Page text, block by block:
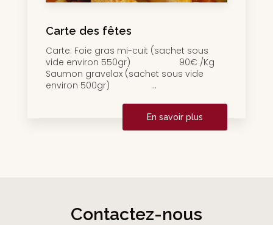
Carte des fêtes
Carte: Foie gras mi-cuit (sachet sous
vide environ 550gr) 90€ /Kg
Saumon gravelax (sachet sous vide
environ 500gr) ...
En savoir plus
Contactez-nous